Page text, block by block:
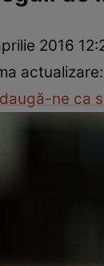
personală
2016
actualizare:
ne ca